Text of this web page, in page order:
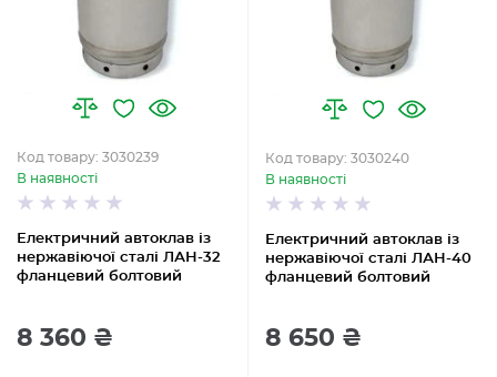
Електричний автоклав із
нержавіючої сталі ЛАН-32
фланцевий болтовий
Код товару: 3030239
В наявності
8 360 ₴
Електричний автоклав із
нержавіючої сталі ЛАН-40
фланцевий болтовий
Код товару: 3030240
В наявності
8 650 ₴